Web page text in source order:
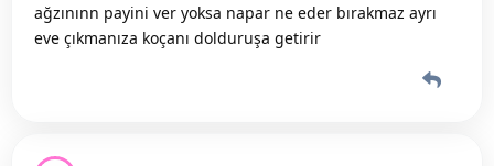
ağzınınn payini ver yoksa napar ne eder bırakmaz ayrı
eve çıkmanıza koçanı dolduruşa getirir